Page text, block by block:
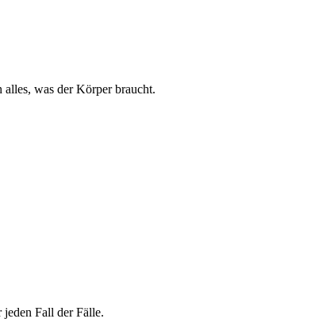
was der Körper braucht.
Fall der Fälle.